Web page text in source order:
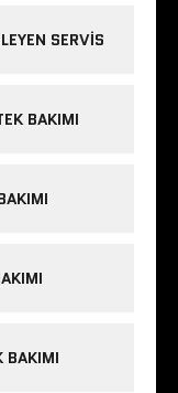
SERVIS
BAKIMI
BAKIMI